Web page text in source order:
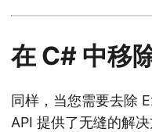
在 C# 中移
同样，当您需要去除
API 提供了无缝的解